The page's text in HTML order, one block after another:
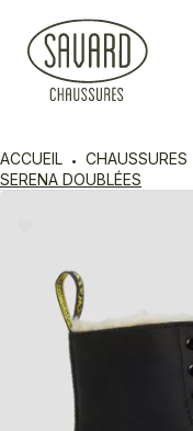
ACCUEIL CHAUSSURES
SERENA DOUBLÉES